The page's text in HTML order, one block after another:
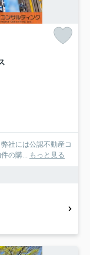
の購...
もっと見る